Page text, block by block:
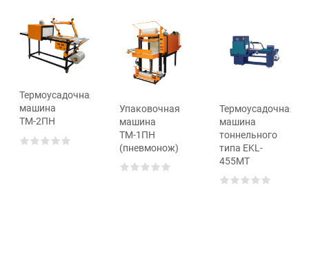
Термоусадочная
машина
ТМ-2ПН
Упаковочная
машина
ТМ-1ПН
(пневмонож)
Термоусадочная
машина
тоннельного
типа EKL-
455MT